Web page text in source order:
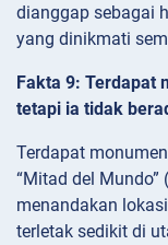
dianggap sebagai
yang dinikmati
Fakta 9: Terdapat
tetapi ia tidak
Terdapat
“Mitad del
menandakan
terletak sedikit di